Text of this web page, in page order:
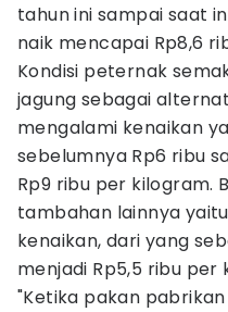
tahun ini sampai saat
naik mencapai Rp8,6
Kondisi peternak
jagung sebagai
mengalami kenaikan
sebelumnya Rp6 ribu
Rp9 ribu per kilogram.
tambahan lainnya
kenaikan, dari yang
menjadi Rp5,5 ribu per
"Ketika pakan